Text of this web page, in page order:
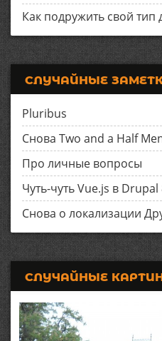
Как подружить свой тип
СЛУЧАЙНЫЕ
Pluribus
Снова Two and a Half
Про личные вопросы
Чуть-чуть Vue.js в Drupal
Снова о локализации
СЛУЧАЙНЫЕ